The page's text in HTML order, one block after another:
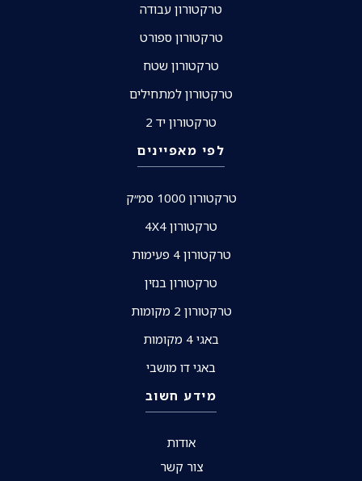
טרקטורון עבודה
טרקטורון ספורט
טרקטורון שטח
טרקטורון למתחילים
טרקטורון יד 2
לפי מאפיינים
טרקטורון 1000 סמ״ק
טרקטורון 4X4
טרקטורון 4 פעימות
טרקטורון בנזין
טרקטורון 2 מקומות
באגי 4 מקומות
באגי דו מושבי
מידע חשוב
אודות
צור קשר